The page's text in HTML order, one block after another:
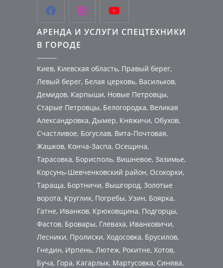
  
АРЕНДА И УСЛУГИ СПЕЦТЕХНИКИ
В ГОРОДЕ
Киев, Киевская область, Правый берег,
Левый берег, Белая церковь, Васильков,
Демидов, Карпыши, Новые Петровцы,
Старые Петровцы, Белогородка, Великая
Александровка, Дымер, Княжичи, Обухов,
Счастливое, Богуслав, Вита-Почтовая,
Жашков, Конча-Заспа, Осещина,
Тарасовка, Борисполь, Вишневое, Зазимье,
Корсунь-Шевченковский район, Осокорки,
Тараща, Бортничи, Вышгород, Золотые
ворота, Круглик, Погребы, Узин, Боярка,
Гатне, Иванков, Крюковщина, Подгорцы,
Фастов, Бровары, Глеваха, Иванковичи,
Лесники, Пролиски, Ходосовка, Брусилов,
Гнедин, Ирпень, Лютеж, Рокитне, Хотов,
Буча, Гора, Кагарлык, Мартусовка, Синява,